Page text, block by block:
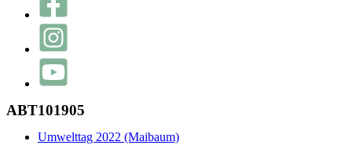
ABT101905
Umwelttag 2022 (Maibaum)